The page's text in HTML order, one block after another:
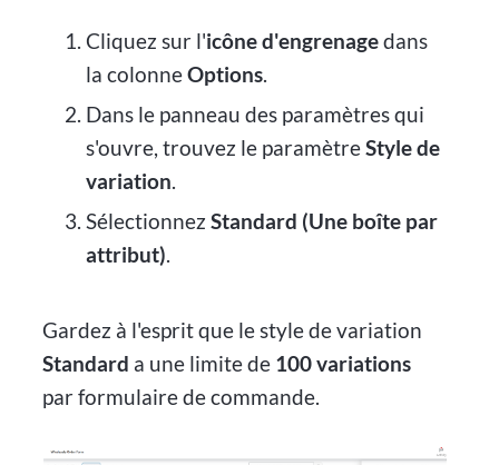
Cliquez sur l'icône d'engrenagedans
la colonneOptions.
Dans le panneau des paramètres qui
s'ouvre, trouvez le paramètreStyle de
variation.
Sélectionnez Standard (Une boîte par
attribut).
Gardez à l'esprit que le style de variation
Standard a une limite de 100 variations
par formulaire de commande.